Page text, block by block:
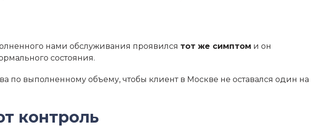
нами обслуживания проявился тот же симптом и он
состояния.
по выполненному объему, чтобы клиент в Москве не оставался один на
контроль